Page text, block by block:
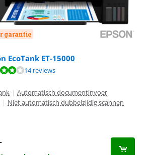
garantie
EcoTank ET-15000
14 reviews
| Automatisch documentinvoer
| Niet automatisch dubbelzijdig scannen